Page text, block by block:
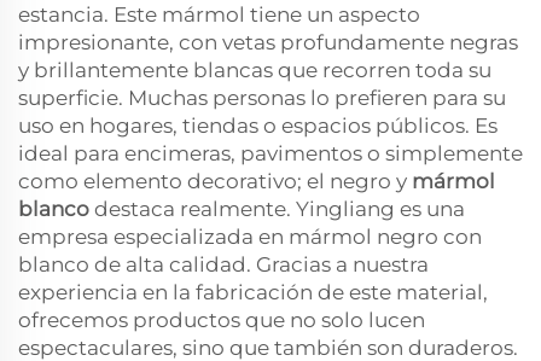
estancia. Este mármol tiene un aspecto
impresionante, con vetas profundamente negras
y brillantemente blancas que recorren toda su
superficie. Muchas personas lo prefieren para su
uso en hogares, tiendas o espacios públicos. Es
ideal para encimeras, pavimentos o simplemente
como elemento decorativo; el negro y mármol
blanco destaca realmente. Yingliang es una
empresa especializada en mármol negro con
blanco de alta calidad. Gracias a nuestra
experiencia en la fabricación de este material,
ofrecemos productos que no solo lucen
espectaculares, sino que también son duraderos.